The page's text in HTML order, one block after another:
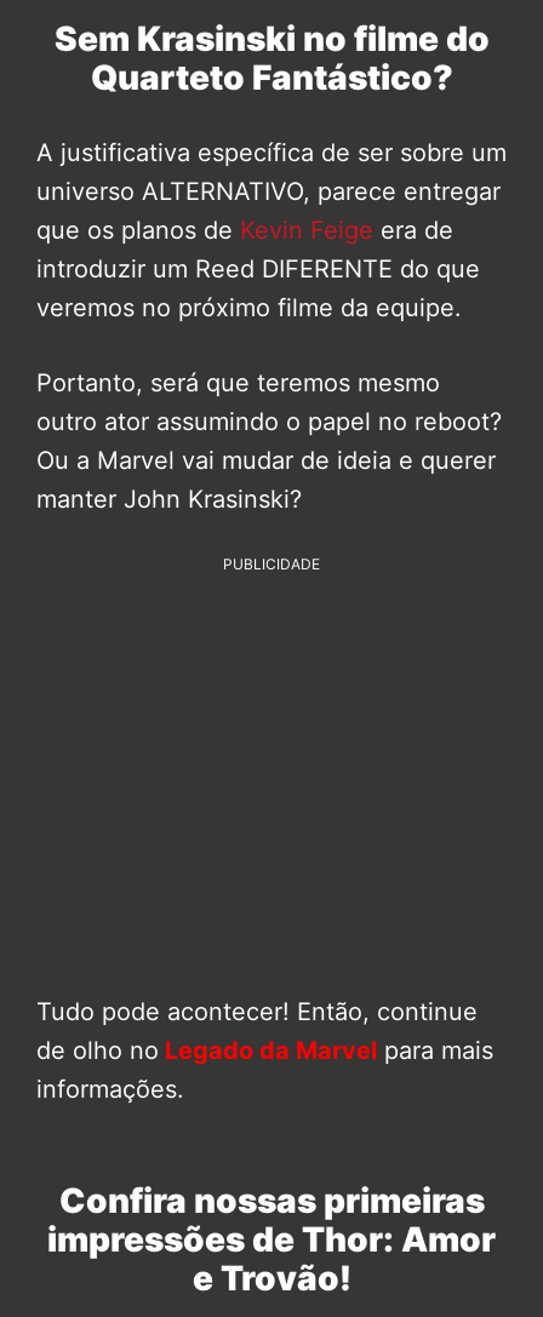
Sem Krasinski no filme do
Quarteto Fantástico?
A justificativa específica de ser sobre um
universo ALTERNATIVO, parece entregar
que os planos de Kevin Feige era de
introduzir um Reed DIFERENTE do que
veremos no próximo filme da equipe.
Portanto, será que teremos mesmo
outro ator assumindo o papel no reboot?
Ou a Marvel vai mudar de ideia e querer
manter John Krasinski?
PUBLICIDADE
Tudo pode acontecer! Então, continue
de olho no Legado da Marvel para mais
informações.
Confira nossas primeiras
impressões de Thor: Amor
e Trovão!